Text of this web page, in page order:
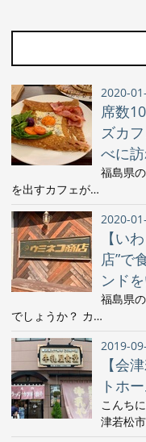
2020-
席数
ズカ
べに
福島県
を出すカフェが…
2020-
【い
店”で
ンド
福島県
でしょうか？ カ…
2019-
【会
トホ
こんち
津若松